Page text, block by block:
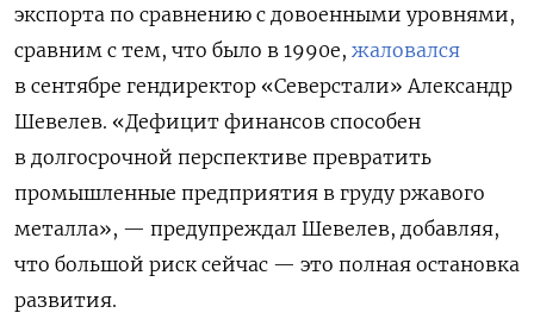
экспорта по сравнению с довоенными уровнями,
сравним с тем, что было в 1990е, жаловался
в сентябре гендиректор «Северстали» Александр
Шевелев. «Дефицит финансов способен
в долгосрочной перспективе превратить
промышленные предприятия в груду ржавого
металла», — предупреждал Шевелев, добавляя,
что большой риск сейчас — это полная остановка
развития.